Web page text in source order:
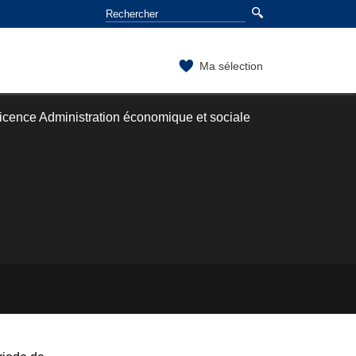
Ma sélection
Administration économique et sociale